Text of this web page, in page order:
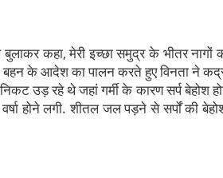
कहा, मेरी इच्छा समुद्र के भीतर नागों
बहन के आदेश का पालन करते हुए विनता ने
उड़ रहे थे जहां गर्मी के कारण सर्प बेहोश
होने लगी. शीतल जल पड़ने से सर्पों की